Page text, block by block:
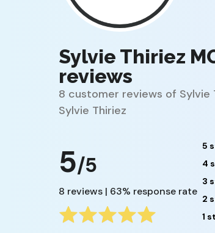
Sylvie Thiriez
reviews
8 customer reviews of Sylvie
Sylvie Thiriez
5/5
8 reviews | 63% response rate
5
4
3
2
1